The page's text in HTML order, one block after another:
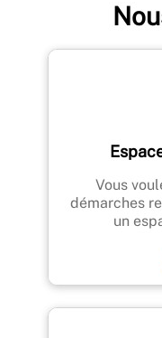
Vous
démarches
un